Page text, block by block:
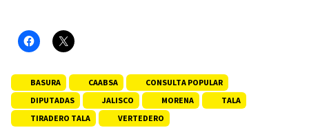
BASURA CAABSA
CONSULTA POPULAR
DIPUTADAS
JALISCO MORENA
TALA
TIRADERO TALA
VERTEDERO